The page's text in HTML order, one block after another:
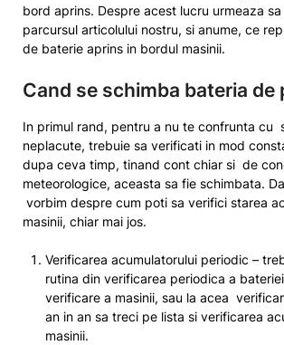
bord aprins. Despre acest lucru urmeaza
parcursul articolului nostru, si anume, ce
de baterie aprins in bordul masinii.
Cand se schimba bateria de
In primul rand, pentru a nu te confrunta cu
neplacute, trebuie sa verificati in mod
dupa ceva timp, tinand cont chiar si de
meteorologice, aceasta sa fie schimbata.
vorbim despre cum poti sa verifici starea
masinii, chiar mai jos.
Verificarea acumulatorului periodic –
rutina din verificarea periodica a
verificare a masinii, sau la acea
an in an sa treci pe lista si verificarea
masinii.